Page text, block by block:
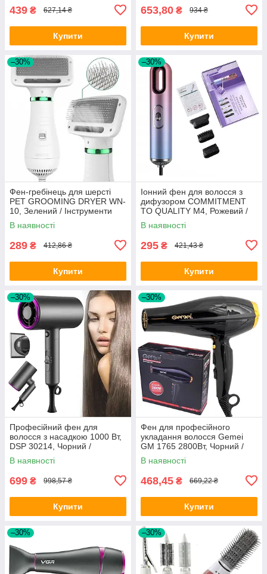
439 ₴ 627,14 ₴
Купити
653,80 ₴ 934 ₴
Купити
–30%
Фен-гребінець для шерсті
PET GROOMING DRYER WN-
10, Зелений / Інструменти
для грумінгу / Фен для
волосся
В наявності
289 ₴ 412,86 ₴
Купити
–30%
Іонний фен для волосся з
дифузором COMMITMENT
TO QUALITY M4, Рожевий /
Портативний фен дорожній
В наявності
295 ₴ 421,43 ₴
Купити
–30%
Професійний фен для
волосся з насадкою 1000 Вт,
DSP 30214, Чорний /
Дорожній фен з дифузором
В наявності
699 ₴ 998,57 ₴
Купити
–30%
Фен для професійного
укладання волосся Gemei
GM 1765 2800Вт, Чорний /
Потужний фен з регулятором
швидкості
В наявності
468,45 ₴ 669,22 ₴
Купити
–30% –30%